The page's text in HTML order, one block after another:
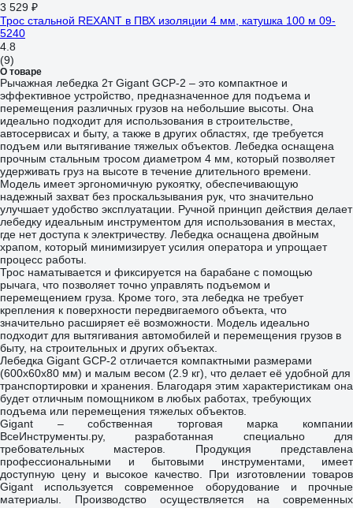
3 529 ₽
Трос стальной REXANT в ПВХ изоляции 4 мм, катушка 100 м 09-
5240
4.8
(9)
О товаре
Рычажная лебедка 2т Gigant GCP-2 – это компактное и
эффективное устройство, предназначенное для подъема и
перемещения различных грузов на небольшие высоты. Она
идеально подходит для использования в строительстве,
автосервисах и быту, а также в других областях, где требуется
подъем или вытягивание тяжелых объектов. Лебедка оснащена
прочным стальным тросом диаметром 4 мм, который позволяет
удерживать груз на высоте в течение длительного времени.
Модель имеет эргономичную рукоятку, обеспечивающую
надежный захват без проскальзывания рук, что значительно
улучшает удобство эксплуатации. Ручной принцип действия делает
лебедку идеальным инструментом для использования в местах,
где нет доступа к электричеству. Лебедка оснащена двойным
храпом, который минимизирует усилия оператора и упрощает
процесс работы.
Трос наматывается и фиксируется на барабане с помощью
рычага, что позволяет точно управлять подъемом и
перемещением груза. Кроме того, эта лебедка не требует
крепления к поверхности передвигаемого объекта, что
значительно расширяет её возможности. Модель идеально
подходит для вытягивания автомобилей и перемещения грузов в
быту, на строительных и других объектах.
Лебедка Gigant GCP-2 отличается компактными размерами
(600x60x80 мм) и малым весом (2.9 кг), что делает её удобной для
транспортировки и хранения. Благодаря этим характеристикам она
будет отличным помощником в любых работах, требующих
подъема или перемещения тяжелых объектов.
Gigant – собственная торговая марка компании
ВсеИнструменты.ру, разработанная специально для
требовательных мастеров. Продукция представлена
профессиональными и бытовыми инструментами, имеет
доступную цену и высокое качество. При изготовлении товаров
Gigant используется современное оборудование и прочные
материалы. Производство осуществляется на современных